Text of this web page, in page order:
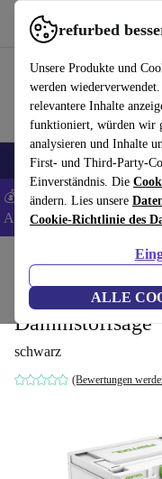
refurbed
Unsere Produkte und
werden
relevantere Inhalte
funktioniert, würden wir
analysieren und Inhalte
First- und Third-Party-
Einverständnis. Die
ändern. Lies unsere
Cookie-Richtlinie des
ALLE
refurbed schnell und
🎒 Back to school Handys
💰 Extra -8% auf
ANDROID8 -AGB
Festool ISC
Dämmstoffsäge
schwarz
(Bewertungen